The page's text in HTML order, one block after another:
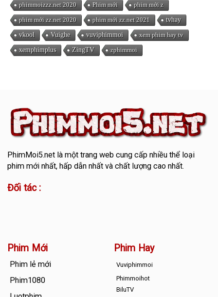
phimmoizzz.net 2020 Phim mới phim mới z
phim mới zz.net 2020 phim mới zz.net 2021 tvhay
vkool Vuighe vuviphimmoi xem phim hay tv
xemphimplus ZingTV zphimmoi
PhimMoi5.netlà một trang web cung cấp nhiều thể loại
phim mới nhất, hấp dẫn nhất và chất lượng cao nhất.
Đối tác :
Phim Mới
Phim lẻ mới
Phim1080
Phim Hay
Vuviphimmoi
Phimmoihot
BiluTV